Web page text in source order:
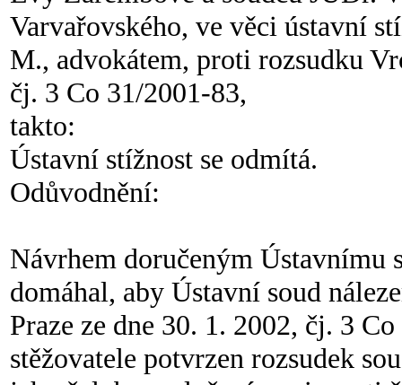
Varvařovského, ve věci ústavní
M., advokátem, proti rozsudku
čj. 3 Co 31/2001-83,
takto:
Ústavní stížnost se odmítá.
Odůvodnění:
Návrhem doručeným Ústavnímu
domáhal, aby Ústavní soud
Praze ze dne 30. 1. 2002, čj. 3
stěžovatele potvrzen rozsudek